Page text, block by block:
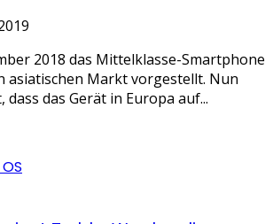
2018 das Mittelklasse-Smartphone
asiatischen Markt vorgestellt. Nun
das Gerät in Europa auf...